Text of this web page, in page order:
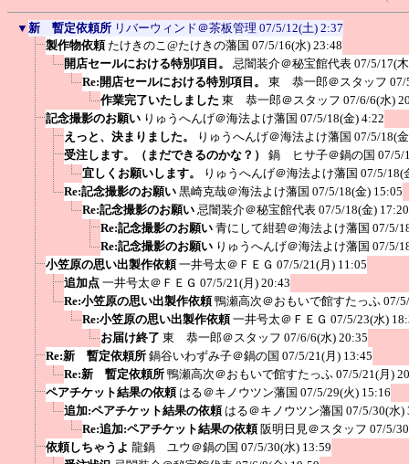
▼ 新 暫定依頼所 リバーウィンド＠茶板管理 07/5/12(土) 2:37
製作物依頼 たけきのこ@たけきの藩国 07/5/16(水) 23:48
開店セールにおける特別項目。
忌闇装介＠秘宝館代表 07/5/17(
Re:開店セールにおける特別項目。
東 恭一郎＠スタッフ 07/
作業完了いたしました 東 恭一郎＠スタッフ 07/6/6(水)
記念撮影のお願い りゅうへんげ＠海法よけ藩国 07/5/18(金) 4:22
えっと、決まりました。
りゅうへんげ＠海法よけ藩国 07/5/18(
受注します。（まだできるのかな？）
鍋 ヒサ子＠鍋の国 07/5/
宜しくお願いします。
りゅうへんげ＠海法よけ藩国 07/5/18(
Re:記念撮影のお願い 黒崎克哉＠海法よけ藩国 07/5/18(金) 15:05
Re:記念撮影のお願い 忌闇装介＠秘宝館代表 07/5/18(金) 17:20
Re:記念撮影のお願い 青にして紺碧＠海法よけ藩国 07/5/
Re:記念撮影のお願い りゅうへんげ＠海法よけ藩国 07/5/
小笠原の思い出製作依頼 一井号太＠ＦＥＧ 07/5/21(月) 11:05
追加点 一井号太＠ＦＥＧ 07/5/21(月) 20:43
Re:小笠原の思い出製作依頼 鴨瀬高次＠おもいで館すたっふ 07/
Re:小笠原の思い出製作依頼 一井号太＠ＦＥＧ 07/5/23(水)
お届け終了 東 恭一郎＠スタッフ 07/6/6(水) 20:35
Re:新 暫定依頼所 鍋谷いわずみ子＠鍋の国 07/5/21(月) 13:45
Re:新 暫定依頼所 鴨瀬高次＠おもいで館すたっふ 07/5/21(月)
ペアチケット結果の依頼 はる＠キノウツン藩国 07/5/29(火) 15:16
追加:ペアチケット結果の依頼 はる＠キノウツン藩国 07/5/30(水)
Re:追加:ペアチケット結果の依頼 阪明日見＠スタッフ 07/5/
依頼しちゃうよ 龍鍋 ユウ＠鍋の国 07/5/30(水) 13:59